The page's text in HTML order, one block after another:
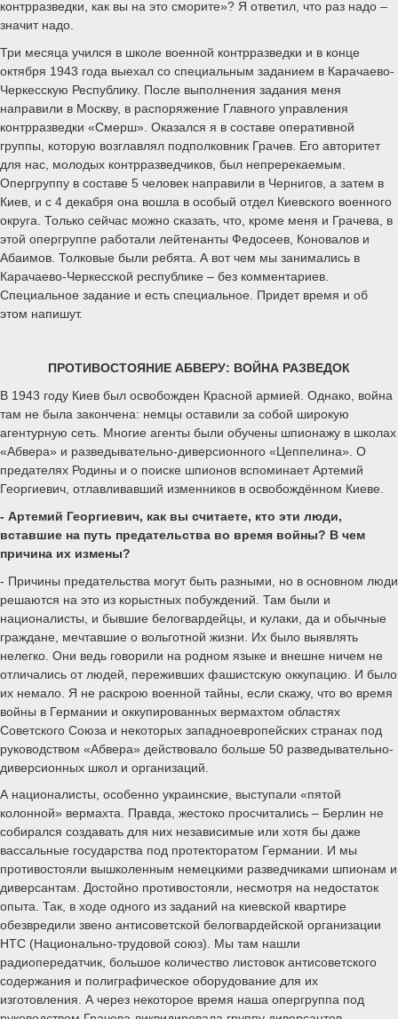
контрразведки, как вы на это сморите»? Я ответил, что раз надо –
значит надо.
Три месяца учился в школе военной контрразведки и в конце
октября 1943 года выехал со специальным заданием в Карачаево-
Черкесскую Республику. После выполнения задания меня
направили в Москву, в распоряжение Главного управления
контрразведки «Смерш». Оказался я в составе оперативной
группы, которую возглавлял подполковник Грачев. Его авторитет
для нас, молодых контрразведчиков, был непререкаемым.
Опергруппу в составе 5 человек направили в Чернигов, а затем в
Киев, и с 4 декабря она вошла в особый отдел Киевского военного
округа. Только сейчас можно сказать, что, кроме меня и Грачева, в
этой опергруппе работали лейтенанты Федосеев, Коновалов и
Абаимов. Толковые были ребята. А вот чем мы занимались в
Карачаево-Черкесской республике – без комментариев.
Специальное задание и есть специальное. Придет время и об
этом напишут.
ПРОТИВОСТОЯНИЕ АБВЕРУ: ВОЙНА РАЗВЕДОК
В 1943 году Киев был освобожден Красной армией. Однако, война
там не была закончена: немцы оставили за собой широкую
агентурную сеть. Многие агенты были обучены шпионажу в школах
«Абвера» и разведывательно-диверсионного «Цеппелина». О
предателях Родины и о поиске шпионов вспоминает Артемий
Георгиевич, отлавливавший изменников в освобождённом Киеве.
- Артемий Георгиевич, как вы считаете, кто эти люди,
вставшие на путь предательства во время войны? В чем
причина их измены?
- Причины предательства могут быть разными, но в основном люди
решаются на это из корыстных побуждений. Там были и
националисты, и бывшие белогвардейцы, и кулаки, да и обычные
граждане, мечтавшие о вольготной жизни. Их было выявлять
нелегко. Они ведь говорили на родном языке и внешне ничем не
отличались от людей, переживших фашистскую оккупацию. И было
их немало. Я не раскрою военной тайны, если скажу, что во время
войны в Германии и оккупированных вермахтом областях
Советского Союза и некоторых западноевропейских странах под
руководством «Абвера» действовало больше 50 разведывательно-
диверсионных школ и организаций.
А националисты, особенно украинские, выступали «пятой
колонной» вермахта. Правда, жестоко просчитались – Берлин не
собирался создавать для них независимые или хотя бы даже
вассальные государства под протекторатом Германии. И мы
противостояли вышколенным немецкими разведчиками шпионам и
диверсантам. Достойно противостояли, несмотря на недостаток
опыта. Так, в ходе одного из заданий на киевской квартире
обезвредили звено антисоветской белогвардейской организации
НТС (Национально-трудовой союз). Мы там нашли
радиопередатчик, большое количество листовок антисоветского
содержания и полиграфическое оборудование для их
изготовления. А через некоторое время наша опергруппа под